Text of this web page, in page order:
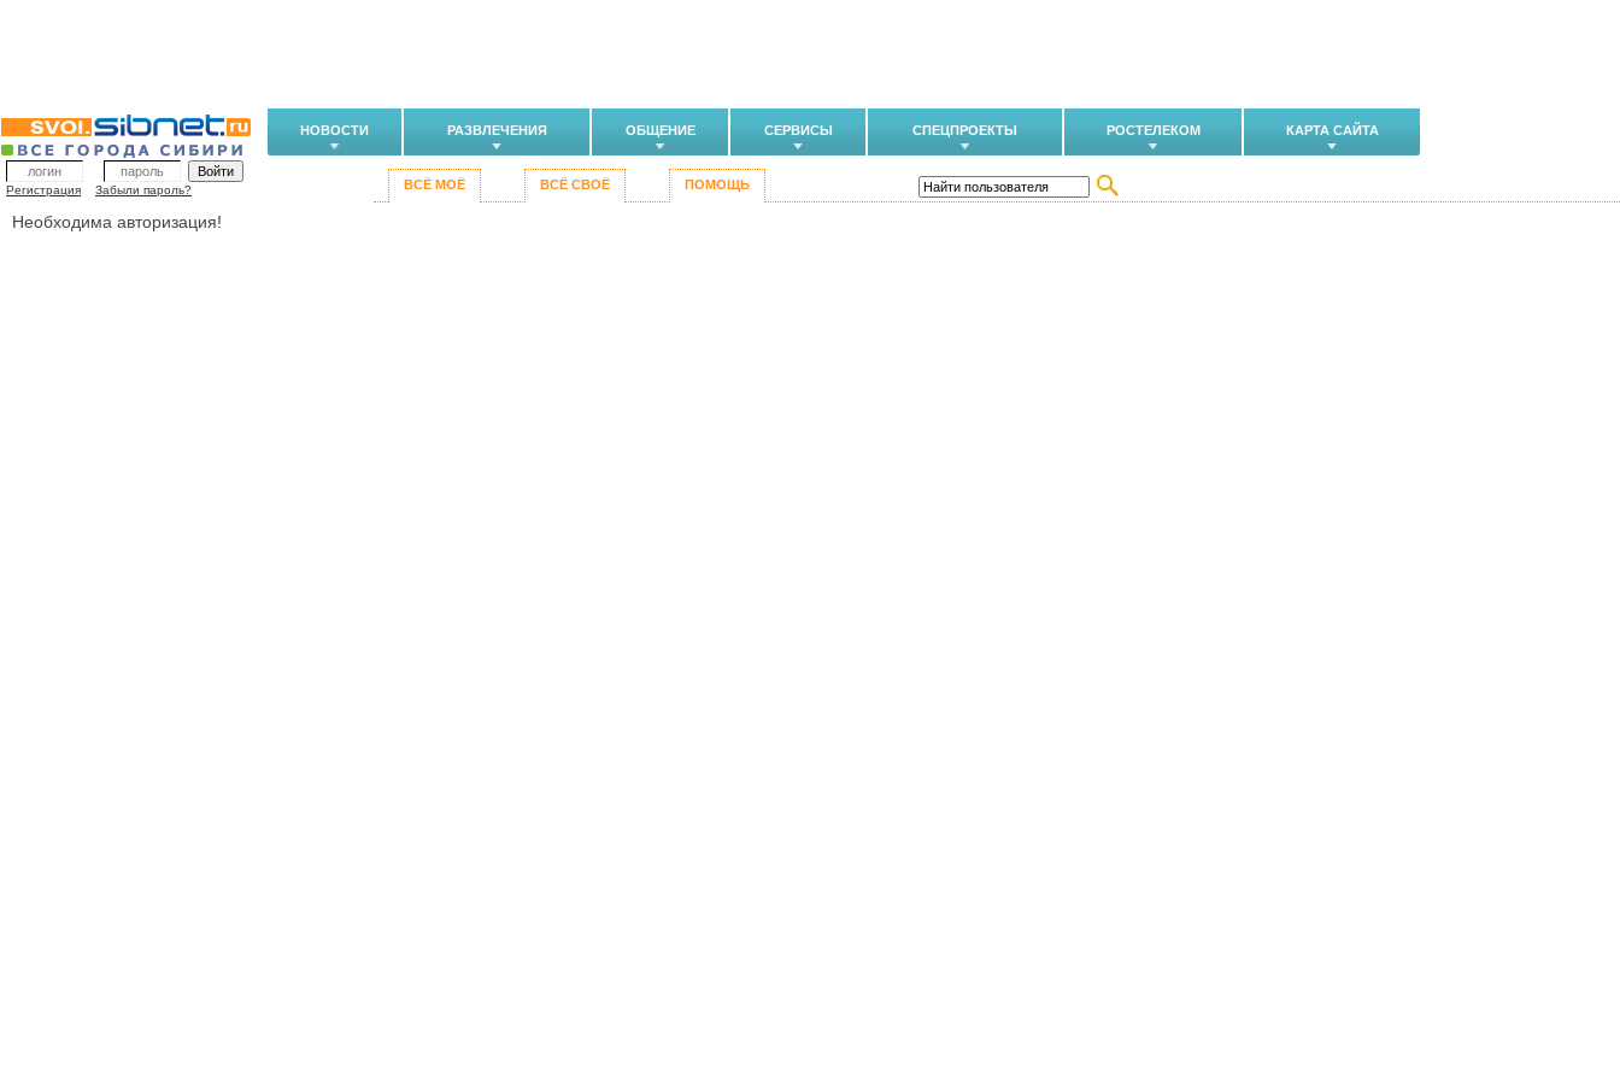
НОВОСТИ РАЗВЛЕЧЕНИЯ ОБЩЕНИЕ СЕРВИСЫ СПЕЦПРОЕКТЫ РОСТЕЛЕКОМ КАРТА САЙТА
Регистрация Забыли пароль? ВСЁ МОЁ ВСЁ СВОЁ ПОМОЩЬ
Необходима авторизация!